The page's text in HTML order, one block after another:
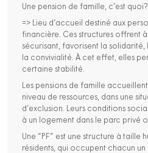
Une pension de famille, c’est quoi?
=> Lieu d’accueil destiné aux
financière. Ces structures offrent
sécurisant, favorisent la
la convivialité. À cet effet, elles
certaine stabilité.
Les pensions de famille
niveau de ressources, dans une
d’exclusion. Leurs conditions
à un logement dans le parc privé
Une “PF” est une structure à taille
résidents, qui occupent chacun